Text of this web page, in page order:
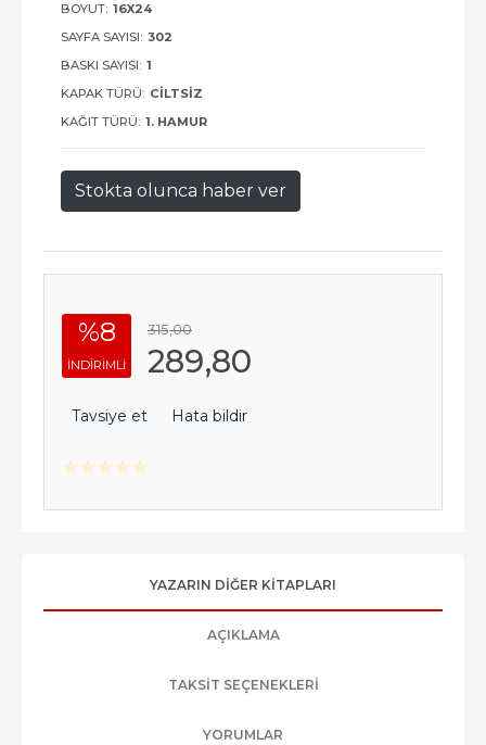
BOYUT: 16X24
SAYFA SAYISI: 302
BASKI SAYISI: 1
KAPAK TÜRÜ: CILTSIZ
KAĞIT TÜRÜ: 1. HAMUR
Stokta olunca haber ver
%8
INDIRIMLI
315,00
289,80
Tavsiye et Hata bildir
YAZARIN DIĞER KITAPLARI
AÇIKLAMA
TAKSIT SEÇENEKLERI
YORUMLAR